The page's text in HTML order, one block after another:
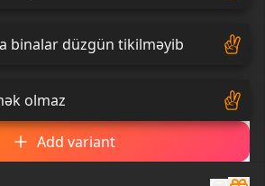
binalar düzgün tikilməyib
olmaz
Add variant